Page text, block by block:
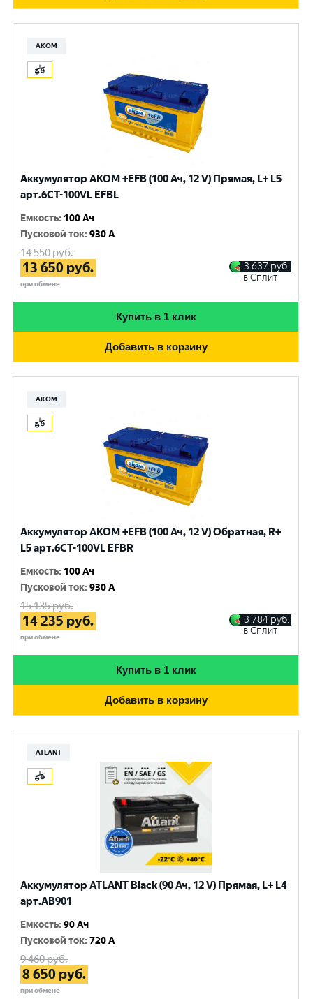
АКОМ
Аккумулятор AKOM +EFB (100 Ач, 12 V) Прямая, L+ L5
арт.6СТ-100VL EFBL
Емкость: 100 Ач
Пусковой ток:930 A
14 550руб.
13 650 руб.
при обмене
3 637 руб.
в Сплит
Купить в 1 клик
Добавить в корзину
АКОМ
Аккумулятор AKOM +EFB (100 Ач, 12 V) Обратная, R+
L5 арт.6СТ-100VL EFBR
Емкость: 100 Ач
Пусковой ток:930 A
15 135руб.
14 235 руб.
при обмене
3 784 руб.
в Сплит
Купить в 1 клик
Добавить в корзину
ATLANT
Аккумулятор ATLANT Black (90 Ач, 12 V) Прямая, L+ L4
арт.AB901
Емкость:90 Ач
Пусковой ток:720 A
9 460руб.
8 650 руб.
при обмене